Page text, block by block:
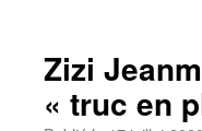
Zizi
« truc en